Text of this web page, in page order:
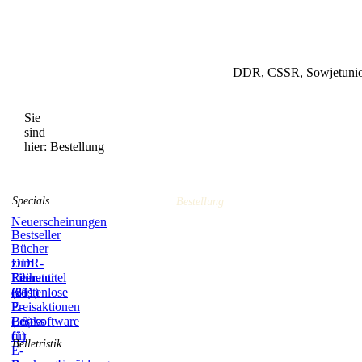
Specials
Neuerscheinungen
Bestseller
Bücher
zum
Film
(59)
DDR-
Literatur
(831)
Reihentitel
(21)
Kostenlose
E-
Books
(1)
Preisaktionen
(10)
Lesesoftware
für
E-
Belletristik
DDR, CSSR,
Sie
sind
hier: Bestellung
Bestellung